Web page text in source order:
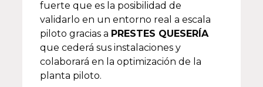
fuerte que es la posibilidad de
validarlo en un entorno real a escala
piloto gracias a PRESTES QUESERÍA
que cederá sus instalaciones y
colaborará en la optimización de la
planta piloto.